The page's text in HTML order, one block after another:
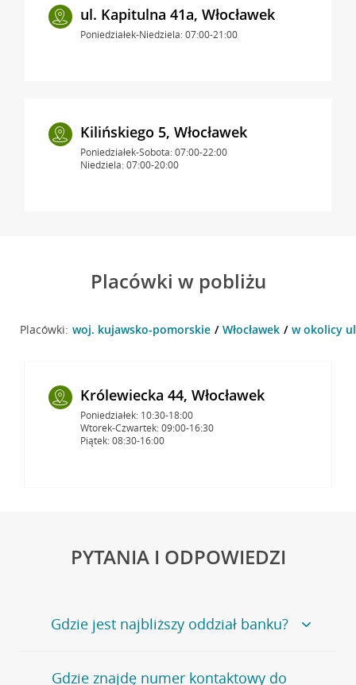
ul. Kapitulna 41a, Włocławek
Poniedziałek-Niedziela: 07:00-21:00
Kilińskiego 5, Włocławek
Poniedziałek-Sobota: 07:00-22:00
Niedziela: 07:00-20:00
Placówki w pobliżu
Placówki: woj. kujawsko-pomorskie Włocławek w okolicy
Królewiecka 44, Włocławek
Poniedziałek: 10:30-18:00
Wtorek-Czwartek: 09:00-16:30
Piątek: 08:30-16:00
PYTANIA I ODPOWIEDZI
Gdzie jest najbliższy oddział banku?
Jeśli szukasz oddziału naszego banku, zapraszamy na
Gdzie znajdę numer kontaktowy do